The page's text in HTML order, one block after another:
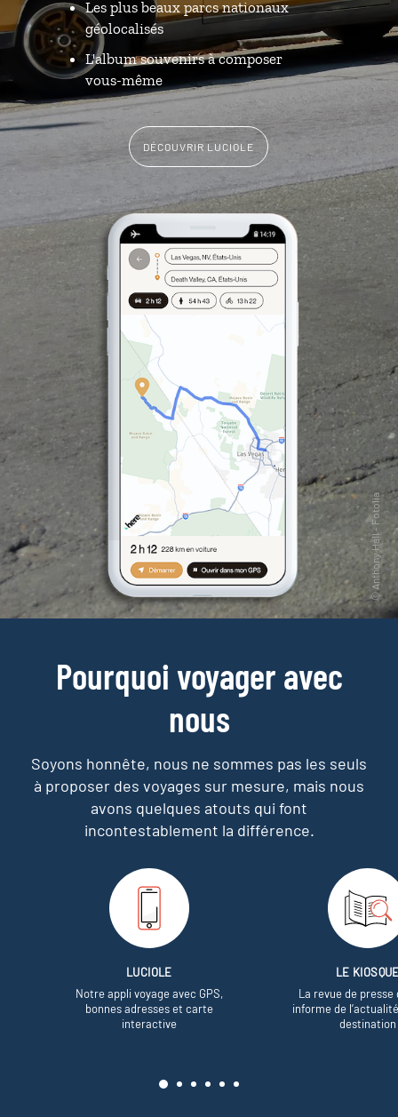
Les plus beaux parcs nationaux
géolocalisés
L'album souvenirs à composer
vous-même
DÉCOUVRIR LUCIOLE
Pourquoi voyager avec
nous
Soyons honnête, nous ne sommes pas les seuls
à proposer des voyages sur mesure, mais nous
avons quelques atouts qui font
incontestablement la différence.
LUCIOLE
Notre appli voyage avec GPS,
bonnes adresses et carte
interactive
LE
La revue de presse
informe de
destination